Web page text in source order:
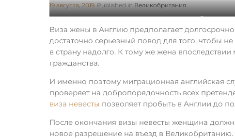
19 августа, 2019 Published inВеликобритания
Виза жены
Виза жены в Англию предполагает
достаточно серьезный повод для того, чтобы
в страну надолго. К тому же жена
гражданства.
И именно поэтому миграционная английская
проверяет на добропорядочность всех
виза невесты позволяет пробыть в Англии до
После окончания визы невесты женщина
новое разрешение на въезд в